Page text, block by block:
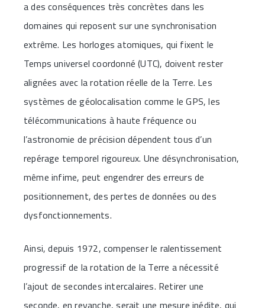
a des conséquences très concrètes dans les
domaines qui reposent sur une synchronisation
extrême. Les horloges atomiques, qui fixent le
Temps universel coordonné (UTC), doivent rester
alignées avec la rotation réelle de la Terre. Les
systèmes de géolocalisation comme le GPS, les
télécommunications à haute fréquence ou
l’astronomie de précision dépendent tous d’un
repérage temporel rigoureux. Une désynchronisation,
même infime, peut engendrer des erreurs de
positionnement, des pertes de données ou des
dysfonctionnements.
Ainsi, depuis 1972, compenser le ralentissement
progressif de la rotation de la Terre a nécessité
l’ajout de secondes intercalaires. Retirer une
seconde, en revanche, serait une mesure inédite, qui